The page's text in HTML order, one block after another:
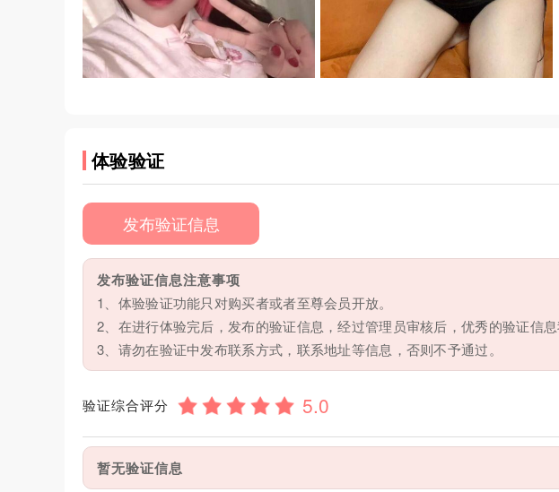
体验验证
发布验证信息
发布验证信息注意事项
1、体验验证功能只对购买者或者至尊会员开放。
2、在进行体验完后，发布的验证信息，经过管理员审核后，优秀的验证信息
3、请勿在验证中发布联系方式，联系地址等信息，否则不予通过。
验证综合评分
暂无验证信息